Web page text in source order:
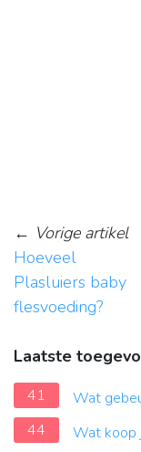
← Vorige artikel
Hoeveel
Plasluiers baby
flesvoeding?
Laatste
41
Wat
44
Wat koop